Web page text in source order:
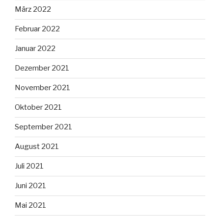
März 2022
Februar 2022
Januar 2022
Dezember 2021
November 2021
Oktober 2021
September 2021
August 2021
Juli 2021
Juni 2021
Mai 2021